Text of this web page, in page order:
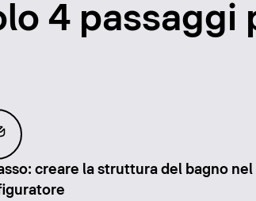
4 passaggi
creare la struttura del bagno nel